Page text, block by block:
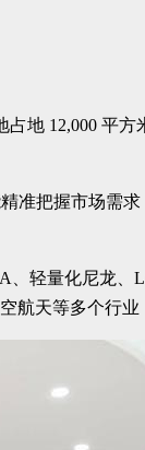
地 12,000 平
准把握市场需
轻量化尼龙、
天等多个行